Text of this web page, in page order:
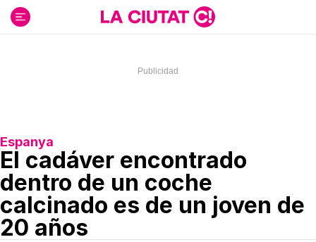
contenido
Espanya
El cadáver encontrado
dentro de un coche
calcinado es de un joven de
20 años